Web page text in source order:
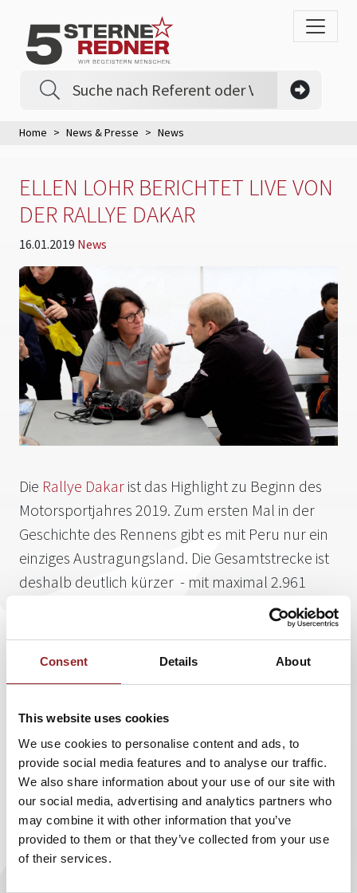
Consent Details About
This website uses cookies
We use cookies to personalise content and ads, to
provide social media features and to analyse our traffic.
We also share information about your use of our site with
our social media, advertising and analytics partners who
may combine it with other information that you’ve
provided to them or that they’ve collected from your use
of their services.
Home News & Presse News
ELLEN LOHR BERICHTET LIVE VON
DER RALLYE DAKAR
16.01.2019 News
Die Rallye Dakar ist das Highlight zu Beginn des
Motorsportjahres 2019. Zum ersten Mal in der
Geschichte des Rennens gibt es mit Peru nur ein
einziges Austragungsland. Die Gesamtstrecke ist
deshalb deutlich kürzer - mit maximal 2.961
Kilometer - als in den letzten Jahren. Unter dem
Motto „Two weeks on sand“ wird das diesjährige
Rennen zu 70 Prozent durch Sanddünen führen
Rennfahrerin und 5 Sterne Rednerin
Rennen der Welt dabei. Sie kennt die Herausforderungen
der Rallye aus eigener Erfahrung und gibt dieses
Insiderwissen zum zweiten Mal in Folge als
Pressevertreterin für Deutschland weiter. In täglich
produzierten Videos hält sie zusammen mit ihrem Team
Motorsportbegeisterte über autobild.de undmotorsport-
magazin.comüber die waghalsigen Etappen der